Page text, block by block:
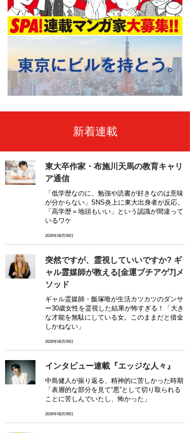
新着連載
東大卒作家・布施川天馬の教育キャリ
ア通信
「低学歴なのに、勉強や読書が好きなのは意味
が分からない」SNS炎上に東大出身者が反応。
「高学歴＝地頭もいい」という認識が間違って
いるワケ
2026年08月09日
突然ですが、霊視していいですか? ギ
ャル霊媒師が教える[金運ブチアゲ⤴]メ
ソッド
ギャル霊媒師・飯塚唯が生活カツカツのダンサ
ー30歳女性を霊視した結果が怖すぎる！「大き
な才能を無駄にしている女。このままだと借金
しかねない」
2026年08月09日
インタビュー連載『エッジな人々』
中島健人が振り返る、精神的に苦しかった時期
「表層的な部分を見て“悪”として切り取られる
ことに苦しんでいたし、怖かった」
2026年08月09日